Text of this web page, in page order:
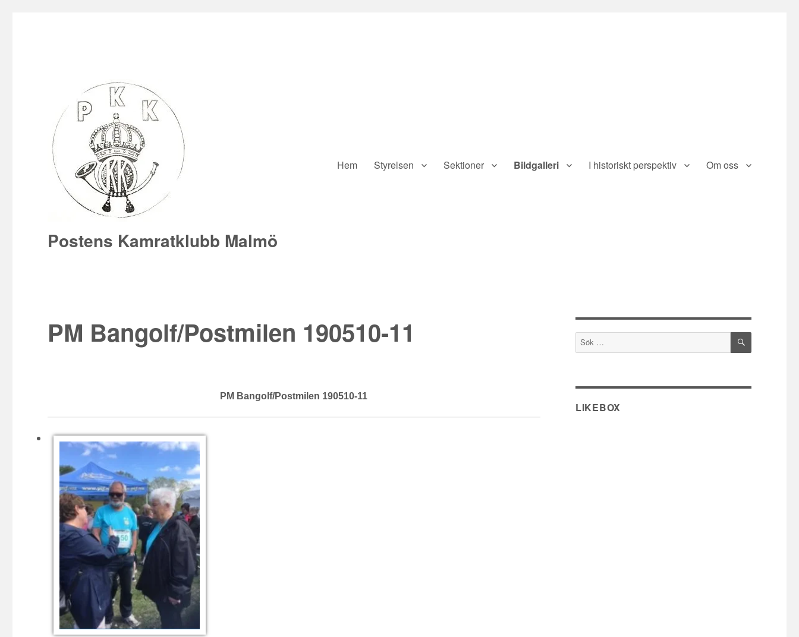
Postens Kamratklubb Malmö
Hem Styrelsen Sektioner Bildgalleri I historiskt perspektiv Om oss
PM Bangolf/Postmilen 190510-11
PM Bangolf/Postmilen 190510-11
Sök
efter:
SÖK
LIKEBOX